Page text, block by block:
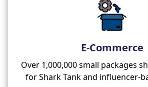
E-Commerce
Over 1,000,000 small packages
for Shark Tank and influencer-